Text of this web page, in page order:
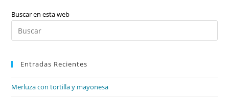
Buscar en esta web
Entradas Recientes
Merluza con tortilla y mayonesa